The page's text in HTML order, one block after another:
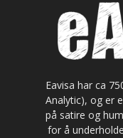
Eavisa har ca
Analytic), og er
på satire og
for å